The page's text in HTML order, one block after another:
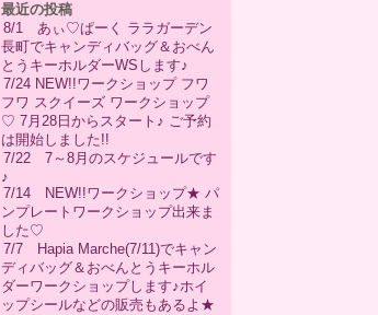
最近の投稿
8/1 あぃ♡ぱーく ララガーデン
長町でキャンディバッグ＆おべん
とうキーホルダーWSします♪
7/24 NEW!!ワークショップ フワ
フワ スクイーズ ワークショップ
♡ 7月28日からスタート♪ ご予約
は開始しました!!
7/22 7～8月のスケジュールです
♪
7/14 NEW!!ワークショップ★ パ
ンプレートワークショップ出来ま
した♡
7/7 Hapia Marche(7/11)でキャン
ディバッグ＆おべんとうキーホル
ダーワークショップします♪ホイ
ップシールなどの販売もあるよ★